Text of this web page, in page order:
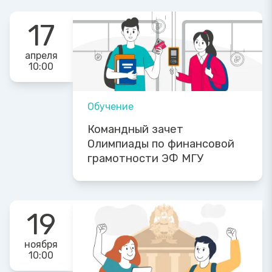
17
апреля
10:00
Обучение
Командный зачет
Олимпиады по финансовой
грамотности ЭФ МГУ
19
ноября
10:00